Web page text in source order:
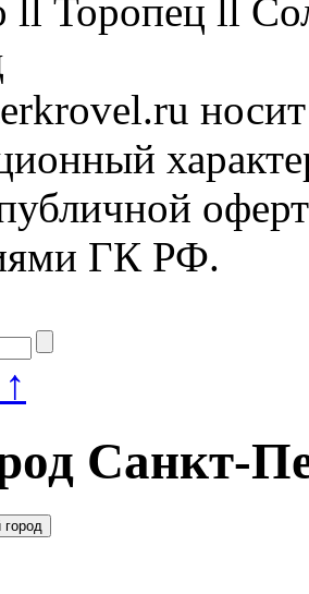
ll Торопец ll
ГК РФ.
↑
Санкт-
город